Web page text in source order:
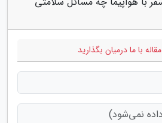
با ما درمیان بگذارید